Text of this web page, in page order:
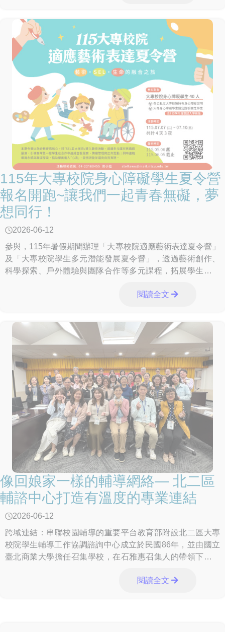
115年大專校院身心障礙學生夏令營
報名開跑~讓我們一起青春無礙，夢
想同行！
2026-06-12
參與，115年暑假期間辦理「大專校院適應藝術表達夏令營」
及「大專校院學生多元潛能發展夏令營」，透過藝術創作、
科學探索、戶外體驗與團隊合作等多元課程，拓展學生視野
閱讀全文
像回娘家一樣的輔導網絡— 北二區
輔諮中心打造有溫度的專業連結
2026-06-12
跨域連結：串聯校園輔導的重要平台教育部附設北二區大專
校院學生輔導工作協調諮詢中心成立於民國86年，並由國立
臺北商業大學擔任召集學校，在石雅惠召集人的帶領下，持
閱讀全文